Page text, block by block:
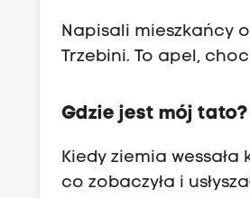
Napisali mieszkańcy
Trzebini. To apel,
Gdzie jest mój
Kiedy ziemia wessała
co zobaczyła i